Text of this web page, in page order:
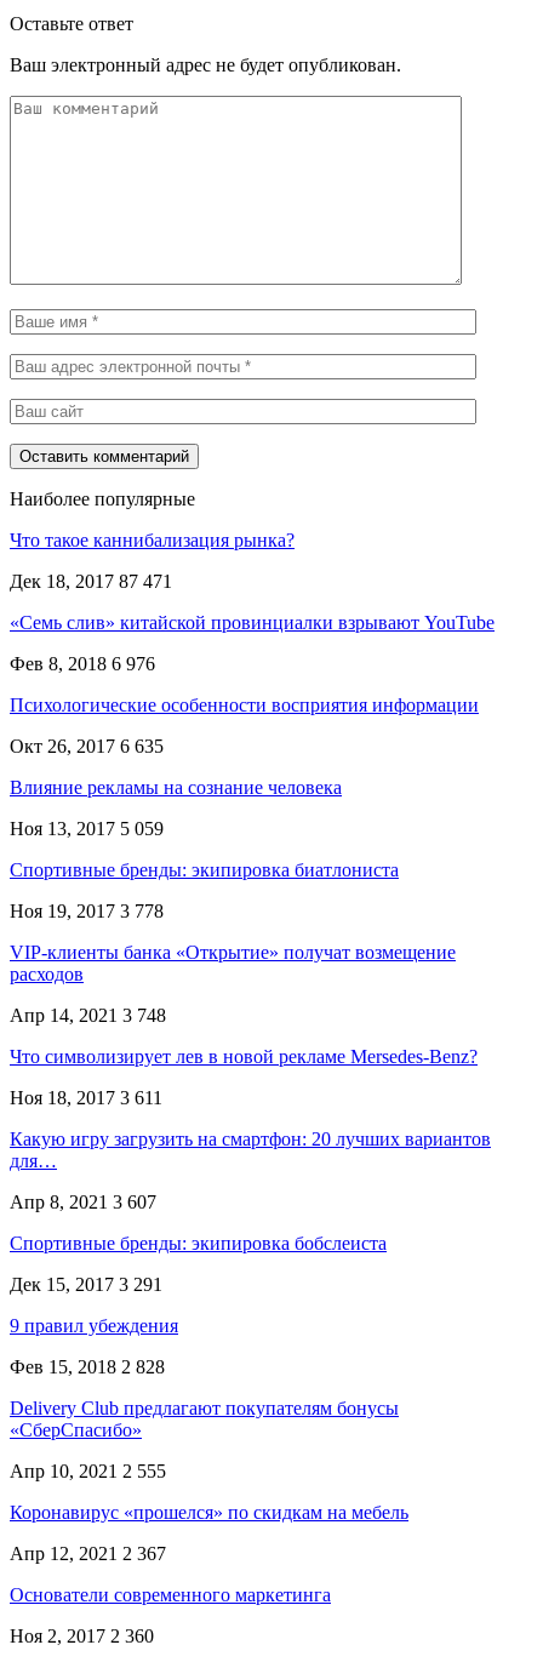
Оставьте ответ
Ваш электронный адрес не будет опубликован.
Наиболее популярные
Что такое каннибализация рынка?
Дек 18, 2017 87 471
«Семь слив» китайской провинциалки взрывают YouTube
Фев 8, 2018 6 976
Психологические особенности восприятия информации
Окт 26, 2017 6 635
Влияние рекламы на сознание человека
Ноя 13, 2017 5 059
Спортивные бренды: экипировка биатлониста
Ноя 19, 2017 3 778
VIP-клиенты банка «Открытие» получат возмещение
расходов
Апр 14, 2021 3 748
Что символизирует лев в новой рекламе Mersedes-Benz?
Ноя 18, 2017 3 611
Какую игру загрузить на смартфон: 20 лучших вариантов
для…
Апр 8, 2021 3 607
Спортивные бренды: экипировка бобслеиста
Дек 15, 2017 3 291
9 правил убеждения
Фев 15, 2018 2 828
Delivery Club предлагают покупателям бонусы
«СберСпасибо»
Апр 10, 2021 2 555
Коронавирус «прошелся» по скидкам на мебель
Апр 12, 2021 2 367
Основатели современного маркетинга
Ноя 2, 2017 2 360